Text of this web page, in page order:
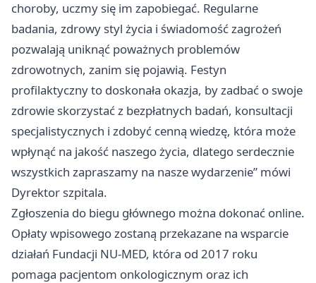
choroby, uczmy się im zapobiegać. Regularne
badania, zdrowy styl życia i świadomość zagrożeń
pozwalają uniknąć poważnych problemów
zdrowotnych, zanim się pojawią. Festyn
profilaktyczny to doskonała okazja, by zadbać o swoje
zdrowie skorzystać z bezpłatnych badań, konsultacji
specjalistycznych i zdobyć cenną wiedzę, która może
wpłynąć na jakość naszego życia, dlatego serdecznie
wszystkich zapraszamy na nasze wydarzenie” mówi
Dyrektor szpitala.
Zgłoszenia do biegu głównego można dokonać online.
Opłaty wpisowego zostaną przekazane na wsparcie
działań Fundacji NU-MED, która od 2017 roku
pomaga pacjentom onkologicznym oraz ich